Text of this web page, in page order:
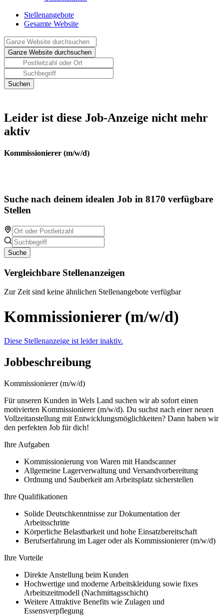
Stellenangebote
Gesamte Website
Leider ist diese Job-Anzeige nicht mehr
aktiv
Kommissionierer (m/w/d)
Suche nach deinem idealen Job in 8170 verfügbare
Stellen
Suche
Vergleichbare Stellenanzeigen
Zur Zeit sind keine ähnlichen Stellenangebote verfügbar
Kommissionierer (m/w/d)
Diese Stellenanzeige ist leider inaktiv.
Jobbeschreibung
Kommissionierer (m/w/d)
Für unseren Kunden in Wels Land suchen wir ab sofort einen
motivierten Kommissionierer (m/w/d). Du suchst nach einer neuen
Vollzeitanstellung mit Entwicklungsmöglichkeiten? Dann haben wir
den perfekten Job für dich!
Ihre Aufgaben
Kommissionierung von Waren mit Handscanner
Allgemeine Lagerverwaltung und Versandvorbereitung
Ordnung und Sauberkeit am Arbeitsplatz sicherstellen
Ihre Qualifikationen
Solide Deutschkenntnisse zur Dokumentation der
Arbeitsschritte
Körperliche Belastbarkeit und hohe Einsatzbereitschaft
Berufserfahrung im Lager oder als Kommissionierer (m/w/d)
Ihre Vorteile
Direkte Anstellung beim Kunden
Hochwertige und moderne Arbeitskleidung sowie fixes
Arbeitszeitmodell (Nachmittagsschicht)
Weitere Attraktive Benefits wie Zulagen und
Essensverpflegung